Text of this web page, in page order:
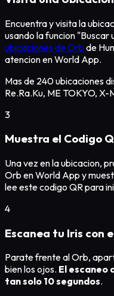
Encuentra y visita la
usando la funcion "Buscar
ubicaciones de Orb de
atencion en World App.
Mas de 240 ubicaciones
Re.Ra.Ku, ME TOKYO, X-
3
Muestra el Codigo
Una vez en la ubicacion,
Orb en World App y
lee este codigo QR para
4
Escanea tu Iris con
Parate frente al Orb,
bien los ojos. El escaneo
tan solo 10 segundos.